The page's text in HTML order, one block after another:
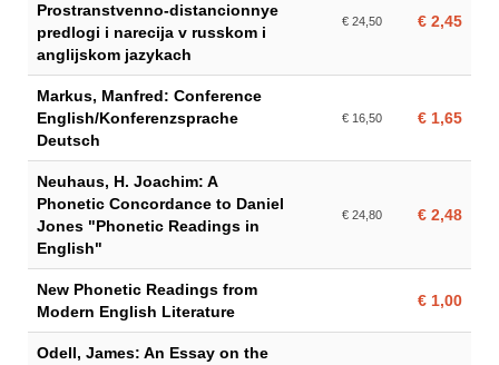
Prostranstvenno-distancionnye
predlogi i narecija v russkom i
anglijskom jazykach
€ 24,50 € 2,45
Markus, Manfred: Conference
English/Konferenzsprache
Deutsch
€ 16,50 € 1,65
Neuhaus, H. Joachim: A
Phonetic Concordance to Daniel
Jones "Phonetic Readings in
English"
€ 24,80 € 2,48
New Phonetic Readings from
Modern English Literature
€ 1,00
Odell, James: An Essay on the